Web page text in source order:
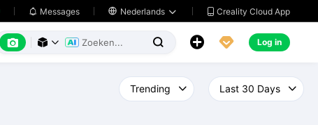
 Messages  Nederlands   Creality Cloud App
      Log in